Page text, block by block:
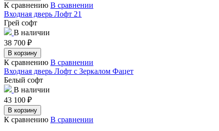
К сравнению В сравнении
Входная дверь Лофт 21
Грей софт
В наличии
38 700 ₽
В корзину
К сравнению В сравнении
Входная дверь Лофт с Зеркалом Фацет
Белый софт
В наличии
43 100 ₽
В корзину
К сравнению В сравнении